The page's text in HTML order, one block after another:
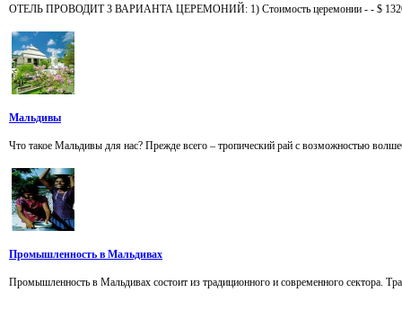
ОТЕЛЬ ПРОВОДИТ 3 ВАРИАНТА ЦЕРЕМОНИЙ: 1) Стоимость церемонии - - $ 1320
Мальдивы
Что такое Мальдивы для нас? Прежде всего – тропический рай с возможностью
Промышленность в Мальдивах
Промышленность в Мальдивах состоит из традиционного и современного сектора.